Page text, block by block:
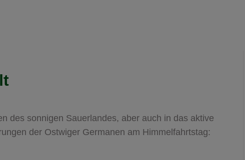
des sonnigen Sauerlandes, aber auch in das aktive
der Ostwiger Germanen am Himmelfahrtstag: